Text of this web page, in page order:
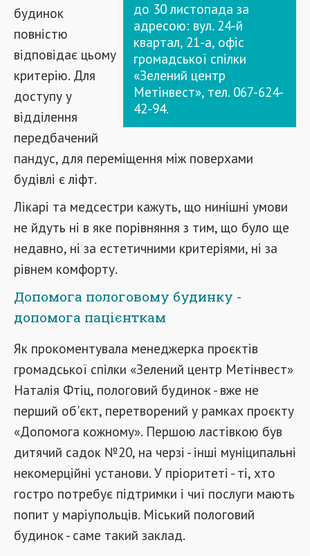
до 30 листопада за
адресою: вул. 24-й
квартал, 21-а, офіс
громадської спілки
«Зелений центр
Метінвест», тел. 067-624-
42-94.
будинок
повністю
відповідає цьому
критерію. Для
доступу у
відділення
передбачений
пандус, для переміщення між поверхами
будівлі є ліфт.
Лікарі та медсестри кажуть, що нинішні умови
не йдуть ні в яке порівняння з тим, що було ще
недавно, ні за естетичними критеріями, ні за
рівнем комфорту.
Допомога пологовому будинку -
допомога пацієнткам
Як прокоментувала менеджерка проєктів
громадської спілки «Зелений центр Метінвест»
Наталія Фтіц, пологовий будинок - вже не
перший об'єкт, перетворений у рамках проєкту
«Допомога кожному». Першою ластівкою був
дитячий садок №20, на черзі - інші муніципальні
некомерційні установи. У пріоритеті - ті, хто
гостро потребує підтримки і чиї послуги мають
попит у маріупольців. Міський пологовий
будинок - саме такий заклад.